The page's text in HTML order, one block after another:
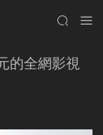
的全網影視